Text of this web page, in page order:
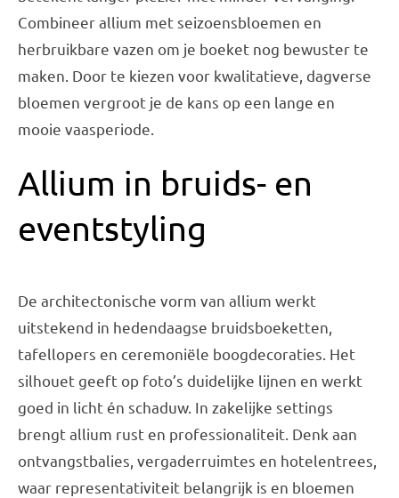
Combineer allium met seizoensbloemen en
herbruikbare vazen om je boeket nog bewuster te
maken. Door te kiezen voor kwalitatieve, dagverse
bloemen vergroot je de kans op een lange en
mooie vaasperiode.
Allium in bruids- en
eventstyling
De architectonische vorm van allium werkt
uitstekend in hedendaagse bruidsboeketten,
tafellopers en ceremoniële boogdecoraties. Het
silhouet geeft op foto’s duidelijke lijnen en werkt
goed in licht én schaduw. In zakelijke settings
brengt allium rust en professionaliteit. Denk aan
ontvangstbalies, vergaderruimtes en hotelentrees,
waar representativiteit belangrijk is en bloemen